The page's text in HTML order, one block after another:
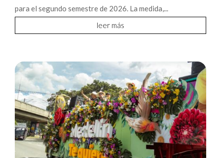
para el segundo semestre de 2026. La medida,...
leer más